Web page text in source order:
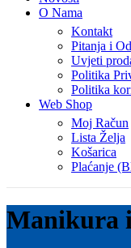
O Nama
Kontakt
Pitanja i
Uvjeti
Politika
Politika
Web Shop
Moj Račun
Lista Želja
Košarica
Plaćanje
Manikura